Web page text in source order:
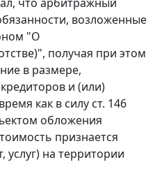
возложенные
"О
получая при этом
в размере,
и (или)
как в силу ст. 146
обложения
признается
услуг) на территории